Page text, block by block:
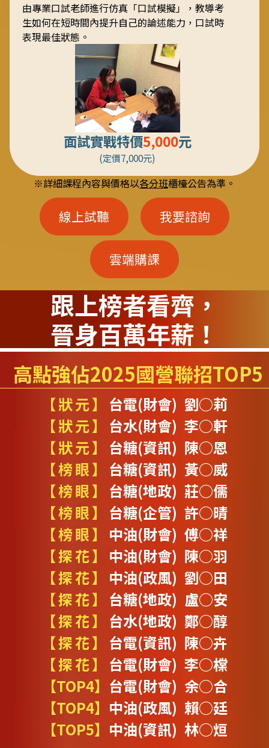
由專業口試老師進行仿真「口試模擬」，教導考
生如何在短時間內提升自己的論述能力，口試時
表現最佳狀態。
面試實戰特價5,000元
(定價7,000元)
※詳細課程內容與價格以各分班櫃檯公告為準。
線上試聽 我要諮詢
雲端購課
跟上榜者看齊，
晉身百萬年薪！
高點強佔2025國營聯招TOP5
【狀元】 台電(財會) 劉○莉
【狀元】 台水(財會) 李○軒
【狀元】 台糖(資訊) 陳○恩
【榜眼】 台糖(資訊) 黃○威
【榜眼】 台糖(地政) 莊○儒
【榜眼】 台糖(企管) 許○晴
【榜眼】 中油(財會) 傅○祥
【探花】 中油(財會) 陳○羽
【探花】 中油(政風) 劉○田
【探花】 台糖(地政) 盧○安
【探花】 台水(地政) 鄭○醇
【探花】 台電(資訊) 陳○卉
【探花】 台電(財會) 李○橖
【TOP4】 台電(財會) 余○合
【TOP4】 中油(政風) 賴○廷
【TOP5】 中油(資訊) 林○烜